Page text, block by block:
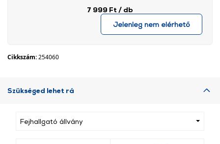
7 999 Ft / db
Jelenleg nem elérhető
Cikkszám:254060
Szükséged lehet rá
Fejhallgató állvány